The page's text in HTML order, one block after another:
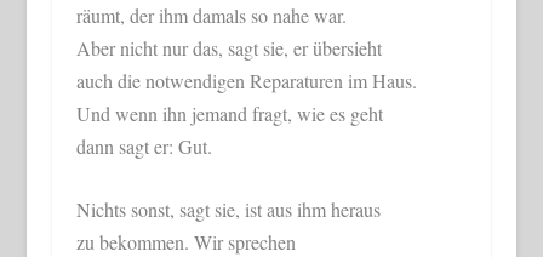
räumt, der ihm damals so nahe war.
Aber nicht nur das, sagt sie, er übersieht
auch die notwendigen Reparaturen im Haus.
Und wenn ihn jemand fragt, wie es geht
dann sagt er: Gut.
Nichts sonst, sagt sie, ist aus ihm heraus
zu bekommen. Wir sprechen